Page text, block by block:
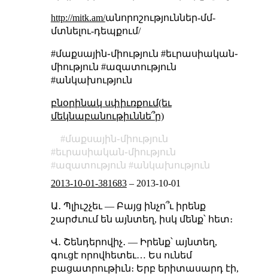
http://mitk.am/անորոշություններ-մմ-
մտնելու-դեպքում/
#մաքսային֊միություն #եւրասիական֊
միություն #ազատություն
#անկախություն
բնօրինակ սփիւռքում(եւ
մեկնաբանութիւննե՞ր)
մաքսային֊միություն
եւրասիական֊միություն
ազատություն
անկախություն
2013-10-01-381683– 2013-10-01
Ա․ Պլիւշչեւ — Բայց ինչո՞ւ իրենք
շարժւում են այնտեղ, իսկ մենք՝ հետ։
Վ․ Շենդերովիչ․ — Իրենք՝ այնտեղ,
գուցէ որովհետեւ… Ես ունեմ
բացատրութիւն։ Երբ երիտասարդ էի,